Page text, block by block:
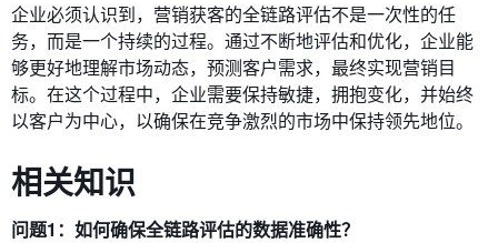
企业必须认识到，营销获客的全链路评估不是一次性的任
务，而是一个持续的过程。通过不断地评估和优化，企业能
够更好地理解市场动态，预测客户需求，最终实现营销目
标。在这个过程中，企业需要保持敏捷，拥抱变化，并始终
以客户为中心，以确保在竞争激烈的市场中保持领先地位。
相关知识
问题1：如何确保全链路评估的数据准确性？